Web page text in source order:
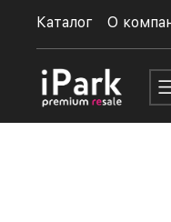
Каталог О